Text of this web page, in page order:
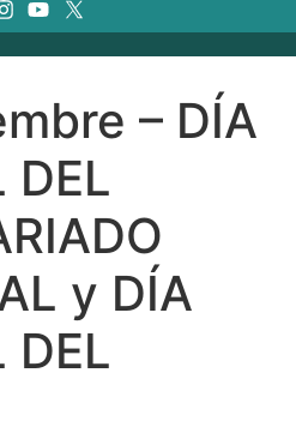
– DÍA
DEL
y DÍA
DEL